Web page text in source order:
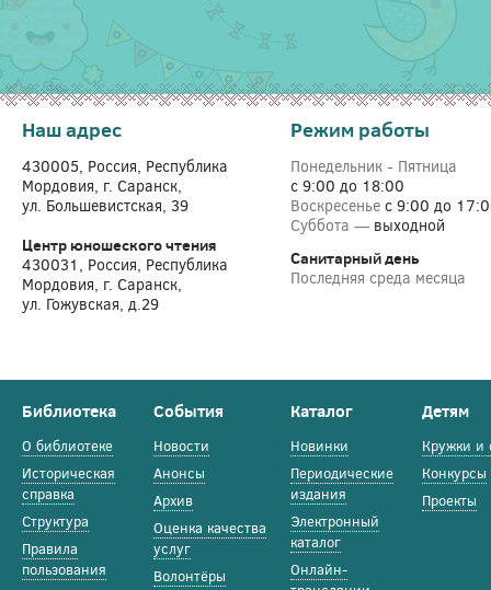
Наш адрес
430005, Россия, Республика
Мордовия, г. Саранск,
ул. Большевистская, 39
Центр юношеского чтения
430031, Россия, Республика
Мордовия, г. Саранск,
ул. Гожувская, д.29
Режим работы
Понедельник - Пятница
с 9:00 до 18:00
Воскресенье с 9:00 до
Суббота — выходной
Санитарный день
Последняя среда месяца
Библиотека
О библиотеке
Историческая
справка
Структура
Правила
пользования
События
Новости
Анонсы
Архив
Оценка качества
услуг
Волонтёры
Каталог
Новинки
Периодические
издания
Электронный
каталог
Онлайн-
Детям
Кружки и
Конкурсы
Проекты